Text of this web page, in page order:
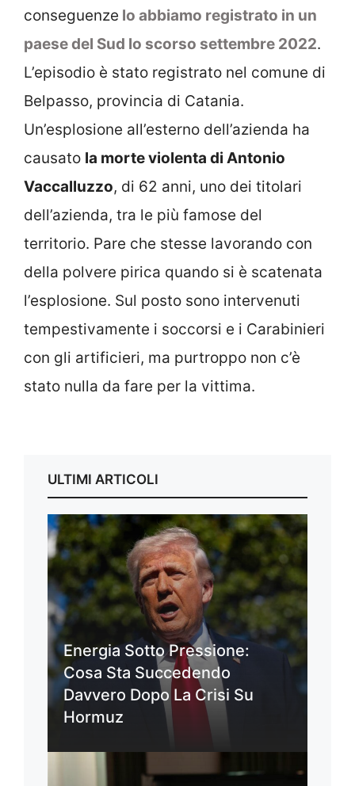
conseguenze lo abbiamo registrato in un
paese del Sud lo scorso settembre 2022.
L’episodio è stato registrato nel comune di
Belpasso, provincia di Catania.
Un’esplosione all’esterno dell’azienda ha
causato la morte violenta di Antonio
Vaccalluzzo, di 62 anni, uno dei titolari
dell’azienda, tra le più famose del
territorio. Pare che stesse lavorando con
della polvere pirica quando si è scatenata
l’esplosione. Sul posto sono intervenuti
tempestivamente i soccorsi e i Carabinieri
con gli artificieri, ma purtroppo non c’è
stato nulla da fare per la vittima.
ULTIMI ARTICOLI
Energia Sotto Pressione:
Cosa Sta Succedendo
Davvero Dopo La Crisi Su
Hormuz